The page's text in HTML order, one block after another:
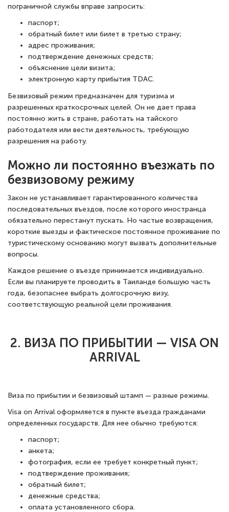
пограничной службы вправе запросить:
паспорт;
обратный билет или билет в третью страну;
адрес проживания;
подтверждение денежных средств;
объяснение цели визита;
электронную карту прибытия TDAC.
Безвизовый режим предназначен для туризма и
разрешенных краткосрочных целей. Он не дает права
постоянно жить в стране, работать на тайского
работодателя или вести деятельность, требующую
разрешения на работу.
Можно ли постоянно въезжать по
безвизовому режиму
Закон не устанавливает гарантированного количества
последовательных въездов, после которого иностранца
обязательно перестанут пускать. Но частые возвращения,
короткие выезды и фактическое постоянное проживание по
туристическому основанию могут вызвать дополнительные
вопросы.
Каждое решение о въезде принимается индивидуально.
Если вы планируете проводить в Таиланде большую часть
года, безопаснее выбрать долгосрочную визу,
соответствующую реальной цели проживания.
2. ВИЗА ПО ПРИБЫТИИ — VISA ON
ARRIVAL
Виза по прибытии и безвизовый штамп — разные режимы.
Visa on Arrival оформляется в пункте въезда гражданами
определенных государств. Для нее обычно требуются:
паспорт;
анкета;
фотография, если ее требует конкретный пункт;
подтверждение проживания;
обратный билет;
денежные средства;
оплата установленного сбора.